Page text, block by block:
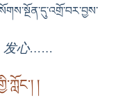
发心……
།